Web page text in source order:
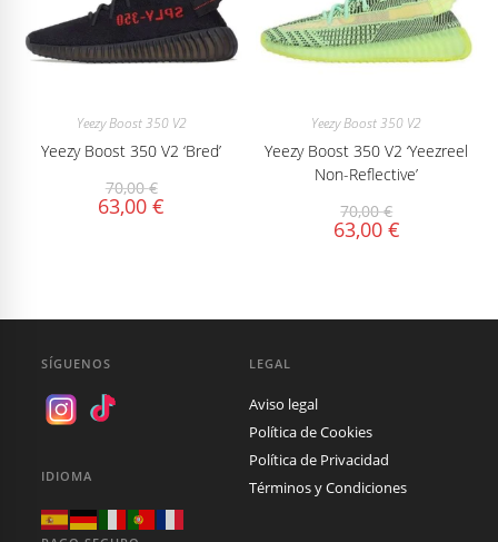
Yeezy Boost 350 V2
Yeezy Boost 350 V2 ‘Bred’
70,00€
63,00€
Yeezy Boost 350 V2
Yeezy Boost 350 V2 ‘Yeezreel
Non-Reflective’
70,00€
63,00 €
SÍGUENOS
IDIOMA
LEGAL
Aviso legal
Política de Cookies
Política de Privacidad
Términos y Condiciones